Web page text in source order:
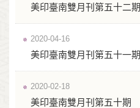
美印臺南雙月刊第五十二期
2020-04-16
美印臺南雙月刊第五十一期
2020-02-18
美印臺南雙月刊第五十期